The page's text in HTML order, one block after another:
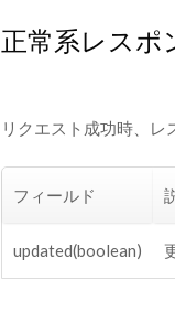
正常系レスポ
リクエスト成功時、レ
フィールド
updated(boolean)